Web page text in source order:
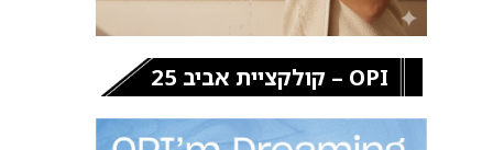
OPI – קולקציית אביב 25